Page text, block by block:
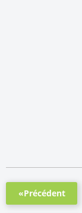
«Précédent